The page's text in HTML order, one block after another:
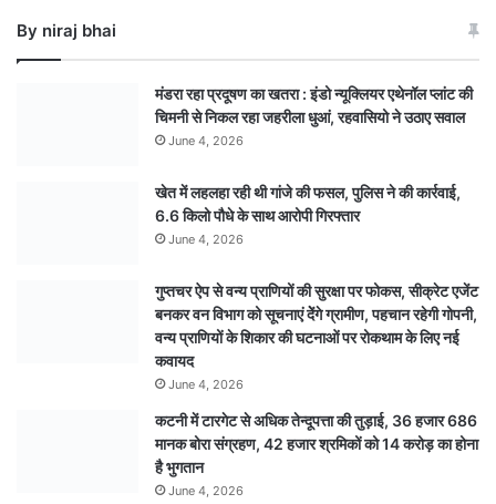
छिपाने
By niraj bhai
मंडरा रहा प्रदूषण का खतरा : इंडो न्यूक्लियर एथेनॉल प्लांट की
चिमनी से निकल रहा जहरीला धुआं, रहवासियो ने उठाए सवाल
June 4, 2026
खेत में लहलहा रही थी गांजे की फसल, पुलिस ने की कार्रवाई,
6.6 किलो पौधे के साथ आरोपी गिरफ्तार
June 4, 2026
गुप्तचर ऐप से वन्य प्राणियों की सुरक्षा पर फोकस, सीक्रेट एजेंट
बनकर वन विभाग को सूचनाएं देेंगे ग्रामीण, पहचान रहेगी गोपनी,
वन्य प्राणियों के शिकार की घटनाओं पर रोकथाम के लिए नई
कवायद
June 4, 2026
कटनी में टारगेट से अधिक तेन्दूपत्ता की तुड़ाई, 36 हजार 686
मानक बोरा संग्रहण, 42 हजार श्रमिकों को 14 करोड़ का होना
है भुगतान
June 4, 2026